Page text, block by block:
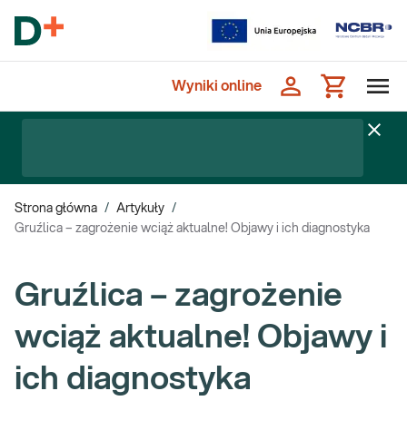
Wyniki online
Strona główna / Artykuły /
Gruźlica – zagrożenie wciąż aktualne! Objawy i ich diagnostyka
Gruźlica – zagrożenie
wciąż aktualne! Objawy i
ich diagnostyka